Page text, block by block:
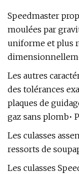
Speedmaster
moulées par
uniforme et plus
Les autres
des tolérances
plaques de
gaz sans plomb•
Les culasses
ressorts de
Les culasses